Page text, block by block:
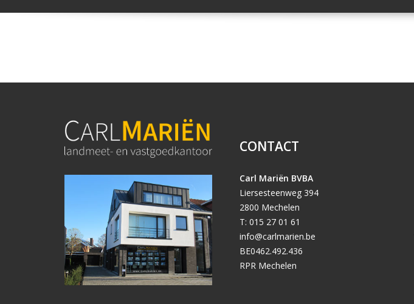
CONTACT
Carl Mariën BVBA
Liersesteenweg 394
2800 Mechelen
T: 015 27 01 61
info@carlmarien.be
BE0462.492.436
RPR Mechelen